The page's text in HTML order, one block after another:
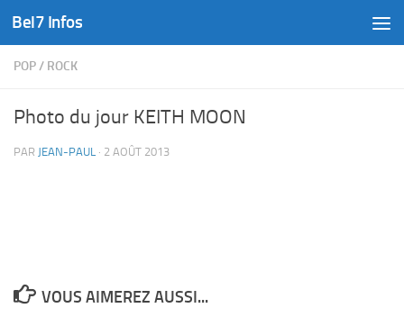
Skip to content
Bel7 Infos
POP/ ROCK
Photo du jour KEITH MOON
PAR JEAN-PAUL · 2 AOÛT 2013
VOUS AIMEREZ AUSSI...